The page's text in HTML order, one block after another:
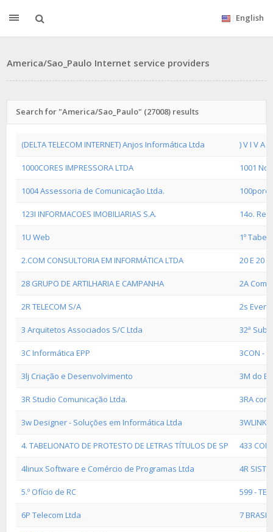
English
America/Sao_Paulo Internet service providers
Search for "America/Sao_Paulo" (27008) results
(DELTA TELECOM INTERNET) Anjos Informática Ltda ) V I V A
1000CORES IMPRESSORA LTDA 1001
1004 Assessoria de Comunicação Ltda.
123I INFORMACOES IMOBILIARIAS S.A. 14o.
1U Web 1º
2.COM CONSULTORIA EM INFORMÁTICA LTDA 20 E 20
28 GRUPO DE ARTILHARIA E CAMPANHA 2A
2R TELECOM S/A 2s
3 Arquitetos Associados S/C Ltda 32ª
3C Informática EPP 3CON -
3lj Criação e Desenvolvimento 3M do
3R Studio Comunicação Ltda. 3RA
3w Designer - Soluções em Informática Ltda 3WLINK
4. TABELIONATO DE PROTESTO DE LETRAS TÍTULOS DE SP 433
4linux Software e Comércio de Programas Ltda 4R
5.º Ofício de RC 599 -
6P Telecom Ltda 7 BRASIL